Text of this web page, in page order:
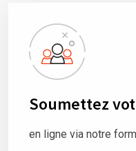
Soumettez
en ligne via notre